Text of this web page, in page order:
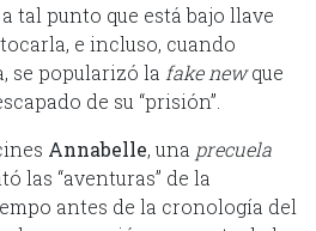
tal punto que está bajo llave
e incluso, cuando
se popularizó la fake newque
de su “prisión”.
Annabelle, una precuela
las “aventuras” de la
antes de la cronología del